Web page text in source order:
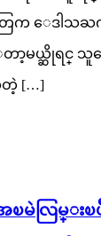
က ေဒါသႀကီ
မယ္ဆိုရင္ သူေန
[…]
မဲလြမ္းၿ